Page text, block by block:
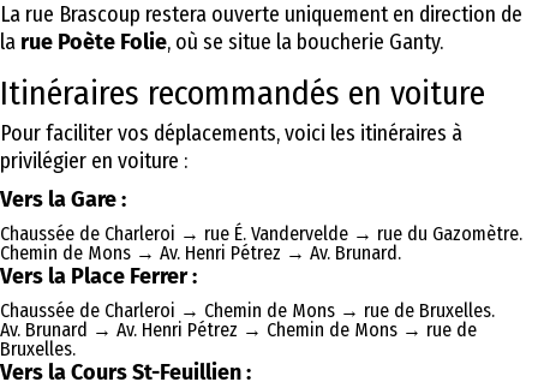
La rue Brascoup restera ouverte uniquement en direction de
la rue Poète Folie, où se situe la boucherie Ganty.
Itinéraires recommandés en voiture
Pour faciliter vos déplacements, voici les itinéraires à
privilégier en voiture :
Vers la Gare :
Chaussée de Charleroi → rue É. Vandervelde → rue du Gazomètre.
Chemin de Mons → Av. Henri Pétrez → Av. Brunard.
Vers la Place Ferrer :
Chaussée de Charleroi → Chemin de Mons → rue de Bruxelles.
Av. Brunard → Av. Henri Pétrez → Chemin de Mons → rue de
Bruxelles.
Vers la Cours St-Feuillien :